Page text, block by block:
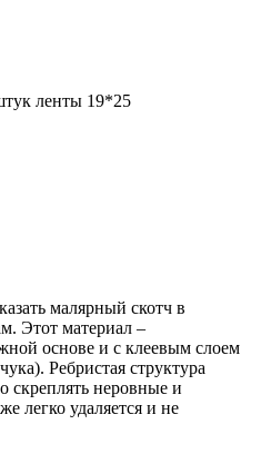
ленты 19*25
малярный скотч в
Этот материал –
основе и с клеевым слоем
Ребристая структура
скреплять неровные и
легко удаляется и не